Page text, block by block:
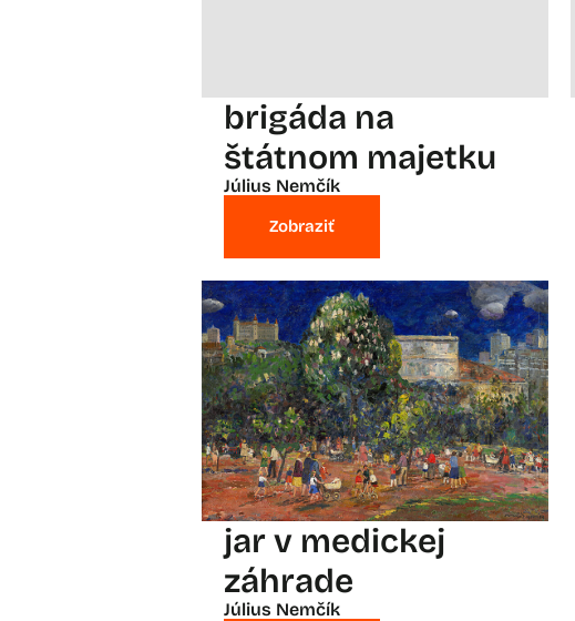
brigáda na
štátnom majetku
Július Nemčík
Zobraziť
jar v medickej
záhrade
Július Nemčík